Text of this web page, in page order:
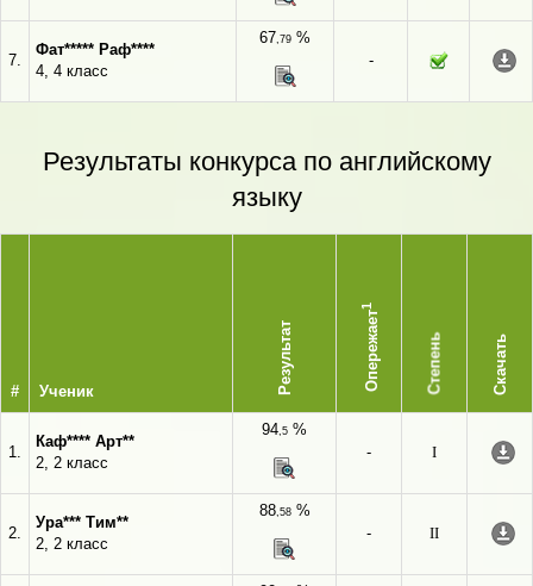
7.
Фат***** Раф****
4, 4 класс
67,79 %
-
Результаты конкурса по английскому
языку
# Ученик Результат Опережает
1
Степень Скачать
1.
Каф**** Арт**
2, 2 класс
94,5 %
-
I
2.
Ура*** Тим**
2, 2 класс
88,58%
-
II